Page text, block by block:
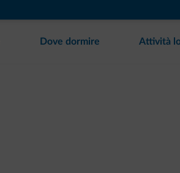
Dove dormire Attività